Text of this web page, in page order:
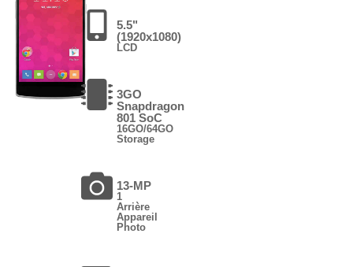
5.5"
(1920x1080)
LCD
3GO
Snapdragon
801 SoC
16GO/64GO
Storage
13-MP
1
Arrière
Appareil
Photo